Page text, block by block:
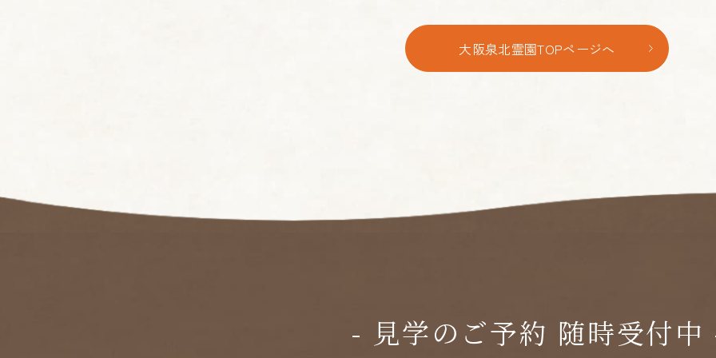
大阪泉北霊園TOPページへ
- 見学のご予約 随時受付中